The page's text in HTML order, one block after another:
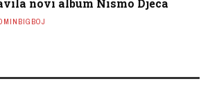
novi album Nismo Djeca